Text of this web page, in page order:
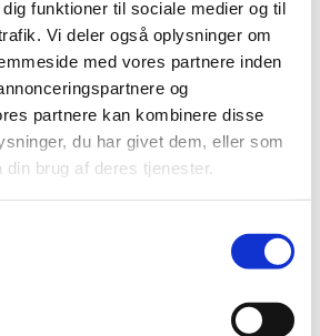
funktioner til sociale medier og til
Vi deler også oplysninger om
med vores partnere inden
og
partnere kan kombinere disse
du har givet dem, eller som
brug af deres tjenester.
64.849.489 61.704.004
532.805 489.482
0